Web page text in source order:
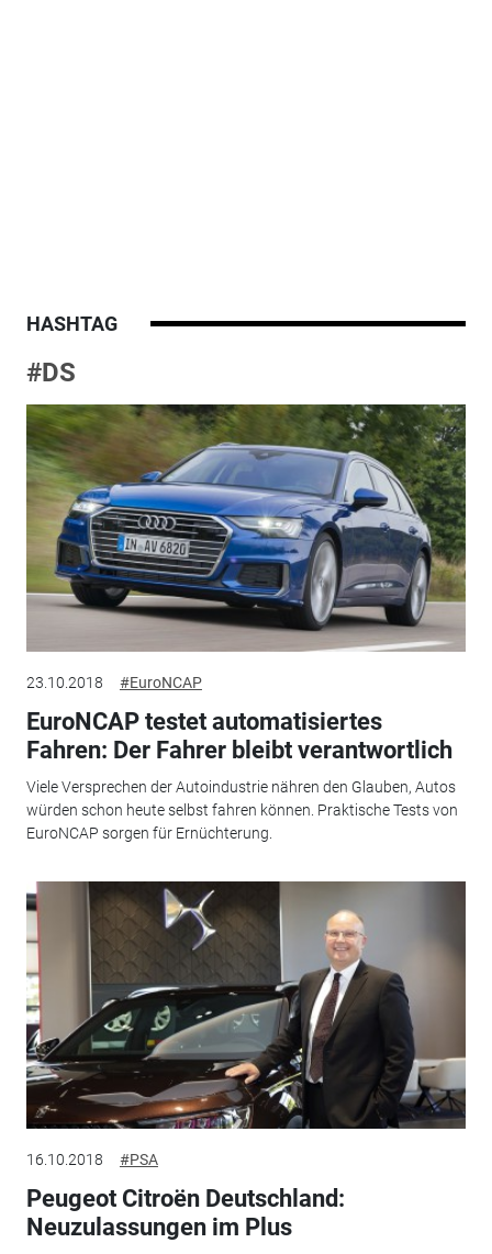
HASHTAG
#DS
23.10.2018 #EuroNCAP
EuroNCAP testet automatisiertes
Fahren: Der Fahrer bleibt verantwortlich
Viele Versprechen der Autoindustrie nähren den Glauben, Autos
würden schon heute selbst fahren können. Praktische Tests von
EuroNCAP sorgen für Ernüchterung.
16.10.2018 #PSA
Peugeot Citroën Deutschland:
Neuzulassungen im Plus